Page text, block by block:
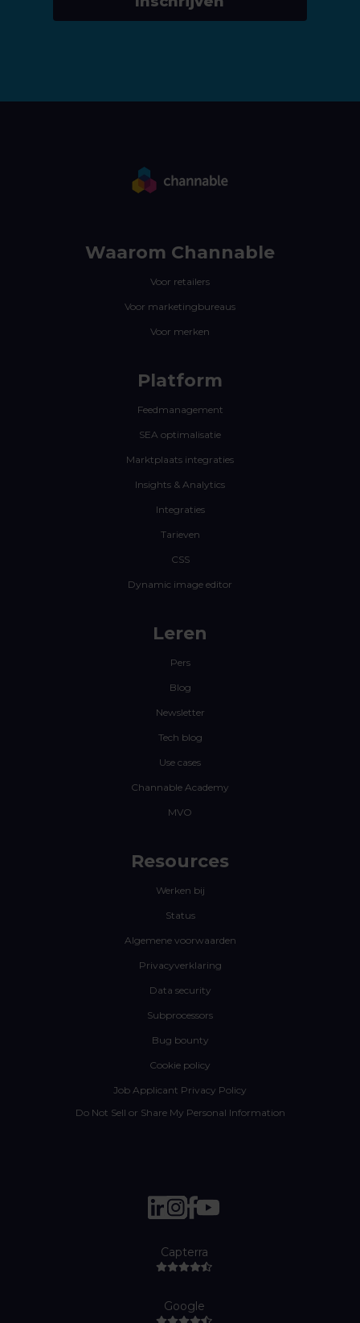
Waarom Channable
Voor retailers
Voor marketingbureaus
Voor merken
Platform
Feedmanagement
SEA optimalisatie
Marktplaats integraties
Insights & Analytics
Integraties
Tarieven
CSS
Dynamic image editor
Leren
Pers
Blog
Newsletter
Tech blog
Use cases
Channable Academy
MVO
Resources
Werken bij
Status
Algemene voorwaarden
Privacyverklaring
Data security
Subprocessors
Bug bounty
Cookie policy
Job Applicant Privacy Policy
Do Not Sell or Share My Personal Information
Capterra
Google